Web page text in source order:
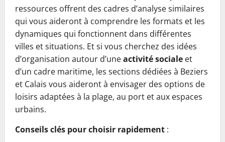
ressources offrent des cadres d’analyse similaires
qui vous aideront à comprendre les formats et les
dynamiques qui fonctionnent dans différentes
villes et situations. Et si vous cherchez des idées
d’organisation autour d’uneactivité sociale et
d’un cadre maritime, les sections dédiées à Beziers
et Calais vous aideront à envisager des options de
loisirs adaptées à la plage, au port et aux espaces
urbains.
Conseils clés pour choisir rapidement :